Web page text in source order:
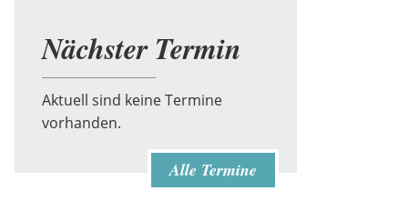
Nächster Termin
Aktuell sind keine Termine
vorhanden.
Alle Termine